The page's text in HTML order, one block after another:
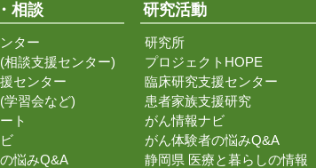
相談
ター
相談支援センター)
センター
学習会など)
ト
悩みQ&A
研究活動
研究所
プロジェクトHOPE
臨床研究支援センター
患者家族支援研究
がん情報ナビ
がん体験者の悩みQ&A
静岡県 医療と暮らしの情報